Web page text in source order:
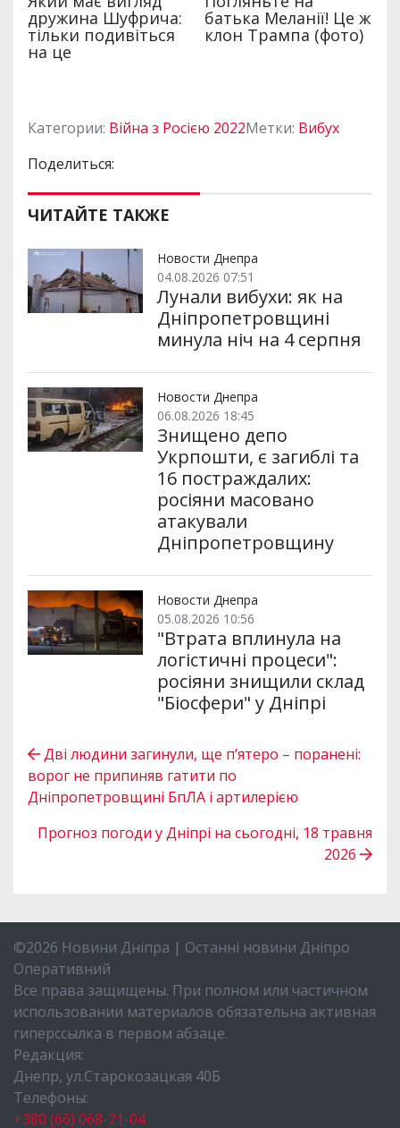
Категории: Війна з Росією 2022Метки: Вибух
Поделиться:
ЧИТАЙТЕ ТАКЖЕ
Новости Днепра
04.08.2026 07:51
Лунали вибухи: як на
Дніпропетровщині
минула ніч на 4 серпня
Новости Днепра
06.08.2026 18:45
Знищено депо
Укрпошти, є загиблі та
16 постраждалих:
росіяни масовано
атакували
Дніпропетровщину
Новости Днепра
05.08.2026 10:56
"Втрата вплинула на
логістичні процеси":
росіяни знищили склад
"Біосфери" у Дніпрі
Дві людини загинули, ще п’ятеро – поранені:
ворог не припиняв гатити по
Дніпропетровщині БпЛА і артилерією
Прогноз погоди у Дніпрі на сьогодні, 18 травня
2026
©2026 Новини Дніпра | Останні новини Дніпро
Оперативний
Все права защищены. При полном или частичном
использовании материалов обязательна активная
гиперссылка в первом абзаце.
Редакция:
Днепр, ул.Старокозацкая 40Б
Телефоны:
+380 (66) 068-21-04